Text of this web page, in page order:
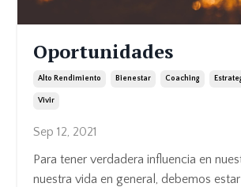
Oportunidades
Alto Rendimiento Bienestar Coaching
Vivir
Sep 12, 2021
Para tener verdadera influencia en
nuestra vida en general, debemos